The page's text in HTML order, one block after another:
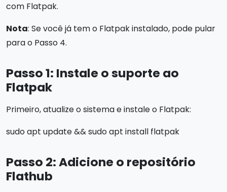
com Flatpak.
Nota: Se você já tem o Flatpak instalado, pode pular
para o Passo 4.
Passo 1: Instale o suporte ao
Flatpak
Primeiro, atualize o sistema e instale o Flatpak:
sudo apt update && sudo apt install flatpak
Passo 2: Adicione o repositório
Flathub